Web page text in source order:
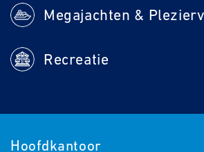
Hoofdkantoor
Megajachten &
Recreatie